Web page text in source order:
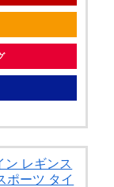
ン レギンス
ポーツ タイ